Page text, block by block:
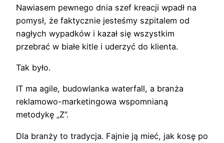
Nawiasem pewnego dnia szef kreacji wpadł na
pomysł, że faktycznie jesteśmy szpitalem od
nagłych wypadków i kazał się wszystkim
przebrać w białe kitle i uderzyć do klienta.
Tak było.
IT ma agile, budowlanka waterfall, a branża
reklamowo-marketingowa wspomnianą
metodykę „Z”.
Dla branży to tradycja. Fajnie ją mieć, jak kosę po